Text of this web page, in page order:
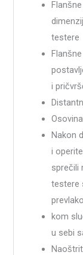
testere
i
Nakon
i
sprečili
testere
kom
u sebi